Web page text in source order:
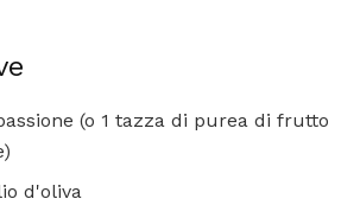
(o 1 tazza di purea di frutto
d'oliva